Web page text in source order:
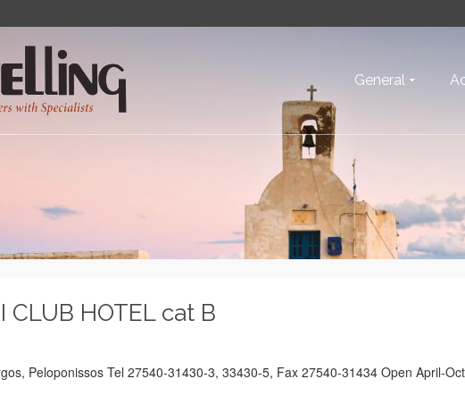
General
CLUB HOTEL cat B
Peloponissos Tel 27540-31430-3, 33430-5, Fax 27540-31434 Open April-